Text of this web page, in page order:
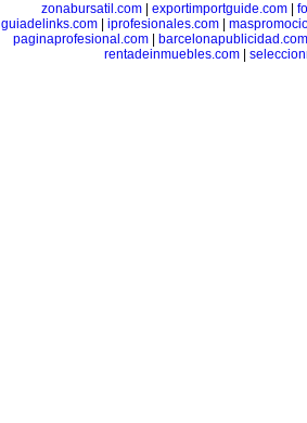
zonabursatil.com
exportimportguide.com
guiadelinks.com
iprofesionales.com
paginaprofesional.com|
barcelonapublicidad.com
rentadeinmuebles.com|